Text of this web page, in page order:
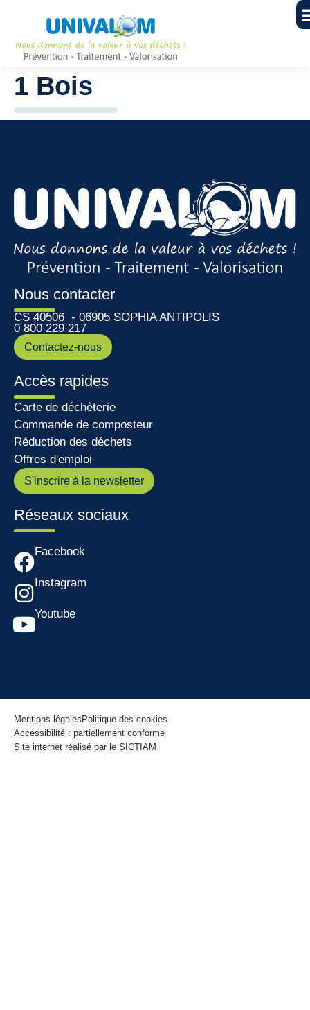
1 Bois
Nous contacter
CS 40506 - 06905 SOPHIA ANTIPOLIS
0 800 229 217
Contactez-nous
Accès rapides
Carte de déchèterie
Commande de composteur
Réduction des déchets
Offres d'emploi
S'inscrire à la newsletter
Réseaux sociaux
Facebook
Instagram
Youtube
Mentions légales Politique des cookies
Accessibilité : partiellement conforme
Site internet réalisé par le SICTIAM